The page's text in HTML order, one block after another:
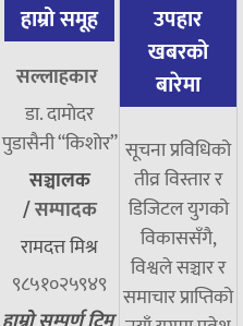
हाम्रो समूह
सल्लाहकार
डा. दामाेदर
पुडासैनी “किशाेर”
सञ्चालक
/सम्पादक
रामदत्त मिश्र
९८५१०२५९४९
उपहार
खबरको
बारेमा
सूचना प्रविधिको
तीव्र विस्तार र
डिजिटल युगको
विकाससँगै,
विश्वले सञ्चार र
समाचार प्राप्तिको